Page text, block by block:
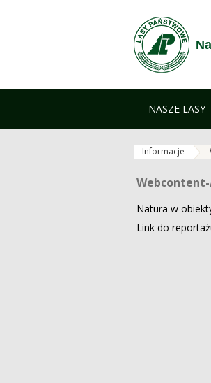
NASZE LASY
Informacje
Natura w
Link do